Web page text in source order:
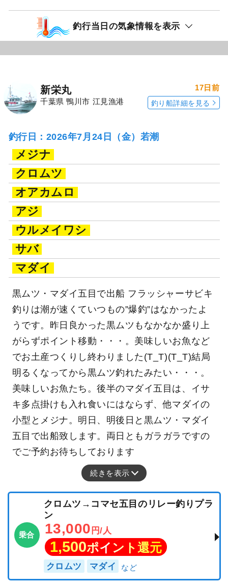
釣行当日の気象情報を表示
新栄丸
千葉県 鴨川市 江見漁港
17日前
釣り船詳細を見る
釣行日：2026年7月24日（金）若潮
メジナ
クロムツ
オアカムロ
アジ
ウルメイワシ
サバ
マダイ
黒ムツ・マダイ五目で出船 フラッシャーサビキ
釣りは潮が速くていつもの”爆釣”はなかったよ
うです。昨日良かった黒ムツもなかなか盛り上
がらずポイント移動・・・。美味しいお魚など
でお土産つくりし終わりました(T_T)(T_T)結局
明るくなってから黒ムツ釣れたみたい・・・。
美味しいお魚たち。後半のマダイ五目は、イサ
キ多点掛けも入れ食いにはならず、他マダイの
小型とメジナ。明日、明後日と黒ムツ・マダイ
五目で出船致します。両日ともガラガラですの
でご予約お待ちしております
続きを表示
乗合
クロムツ→コマセ五目のリレー釣りプラ
ン
13,000 円/人
1,500ポイント還元
クロムツ マダイ